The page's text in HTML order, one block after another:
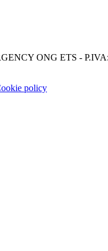
ONG ETS -
policy